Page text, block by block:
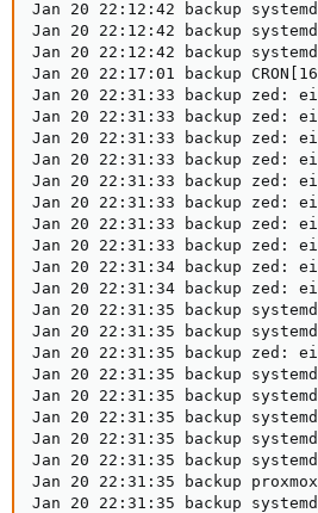
Jan 20 22:12:42 backup
Jan 20 22:12:42 backup
Jan 20 22:12:42 backup
Jan 20 22:17:01 backup
Jan 20 22:31:33 backup zed:
Jan 20 22:31:33 backup zed:
Jan 20 22:31:33 backup zed:
Jan 20 22:31:33 backup zed:
Jan 20 22:31:33 backup zed:
Jan 20 22:31:33 backup zed:
Jan 20 22:31:33 backup zed:
Jan 20 22:31:33 backup zed:
Jan 20 22:31:34 backup zed:
Jan 20 22:31:34 backup zed:
Jan 20 22:31:35 backup
Jan 20 22:31:35 backup
Jan 20 22:31:35 backup zed:
Jan 20 22:31:35 backup
Jan 20 22:31:35 backup
Jan 20 22:31:35 backup
Jan 20 22:31:35 backup
Jan 20 22:31:35 backup
Jan 20 22:31:35 backup
Jan 20 22:31:35 backup